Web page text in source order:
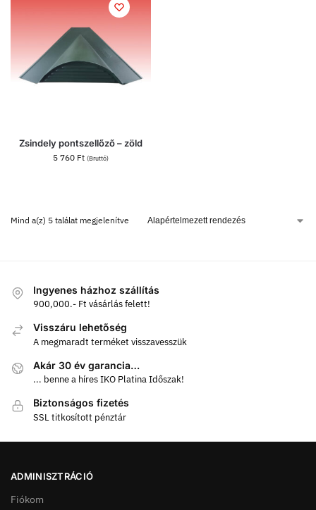
Zsindely pontszellőző – zöld
5 760 Ft (Bruttó)
Mind a(z) 5 találat megjelenítve
Ingyenes házhoz szállítás
900,000.- Ft vásárlás felett!
Visszáru lehetőség
A megmaradt terméket visszavesszük
Akár 30 év garancia…
... benne a híres IKO Platina Időszak!
Biztonságos fizetés
SSL titkosított pénztár
ADMINISZTRÁCIÓ
Fiókom